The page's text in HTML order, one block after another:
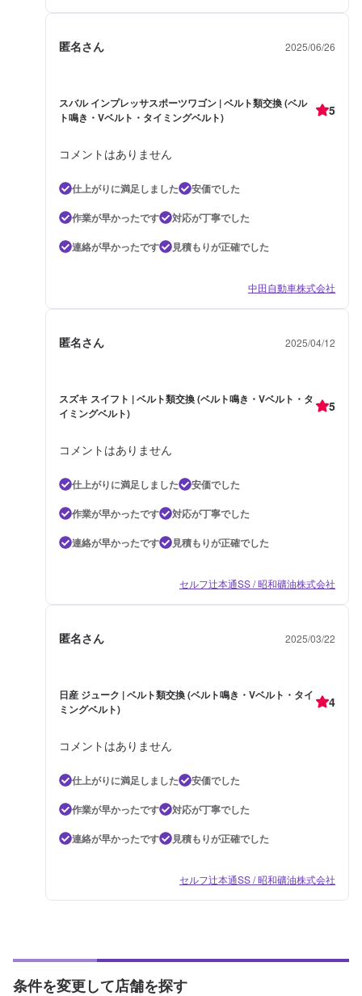
匿名さん 2025/06/26
スバル インプレッサスポーツワゴン | ベルト類交換 (ベル
ト鳴き・Vベルト・タイミングベルト)
5
コメントはありません
仕上がりに満足しました
安価でした
作業が早かったです
対応が丁寧でした
連絡が早かったです
見積もりが正確でした
中田自動車株式会社
匿名さん 2025/04/12
スズキ スイフト | ベルト類交換 (ベルト鳴き・Vベルト・タ
イミングベルト)
5
コメントはありません
仕上がりに満足しました
安価でした
作業が早かったです
対応が丁寧でした
連絡が早かったです
見積もりが正確でした
セルフ辻本通SS / 昭和礦油株式会社
匿名さん 2025/03/22
日産 ジューク | ベルト類交換 (ベルト鳴き・Vベルト・タイ
ミングベルト)
4
コメントはありません
仕上がりに満足しました
安価でした
作業が早かったです
対応が丁寧でした
連絡が早かったです
見積もりが正確でした
セルフ辻本通SS / 昭和礦油株式会社
条件を変更して店舗を探す